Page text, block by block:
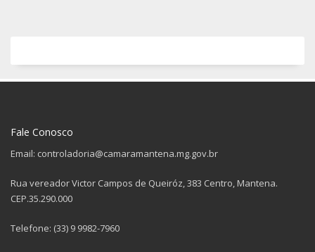
Fale Conosco
Email: controladoria@camaramantena.mg.gov.br
Rua vereador Victor Campos de Queiróz, 383 Centro, Mantena.
CEP.35.290.000
Telefone: (33) 9 9982-7960